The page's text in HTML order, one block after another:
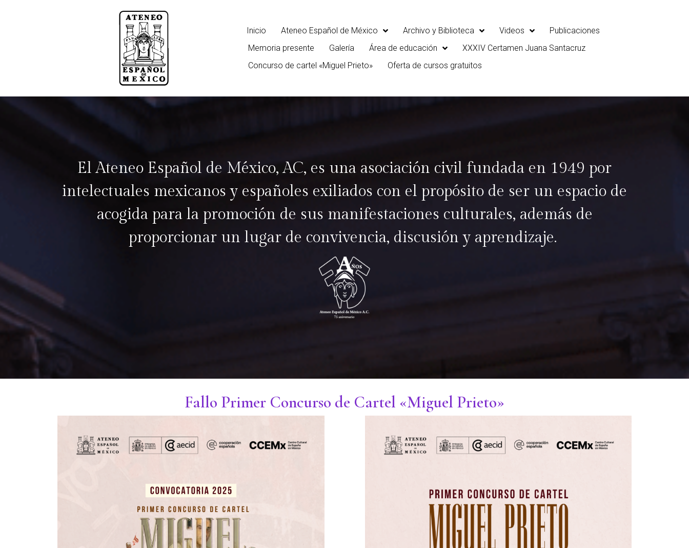
Inicio Ateneo Español de México Archivo y Biblioteca Videos
Publicaciones
Memoria presente
Galería Área de educación
XXXIV Certamen Juana Santacruz
Concurso de cartel «Miguel Prieto»
Oferta de cursos gratuitos
El Ateneo Español de México, AC, es una asociación civil fundada en 1949 por
intelectuales mexicanos y españoles exiliados con el propósito de ser un espacio de
acogida para la promoción de sus manifestaciones culturales, además de
proporcionar un lugar de convivencia, discusión y aprendizaje.
Fallo Primer Concurso de Cartel «Miguel Prieto»